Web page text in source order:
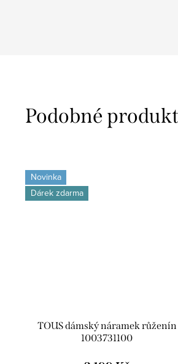
Novinka
Dárek zdarma
TOUS dámský náramek růženín
1003731100